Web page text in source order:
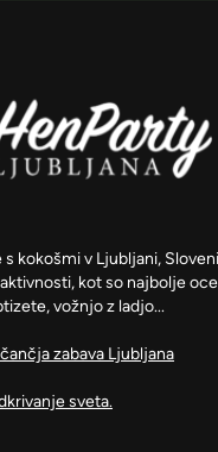
kokošmi v Ljubljani,
kot so najbolje
vožnjo z ladjo...
zabava Ljubljana
sveta.